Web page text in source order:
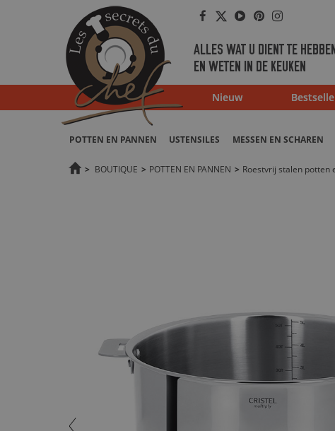
Facebook
Twitter
Youtube
Pinterest
Instagram
ALLES WAT U DIENT TE
EN WETEN IN DE KEUKEN
Nieuw
POTTEN EN PANNEN USTENSILES MESSEN EN SCHAREN
> BOUTIQUE > POTTEN EN PANNEN > Roestvrij stalen potten